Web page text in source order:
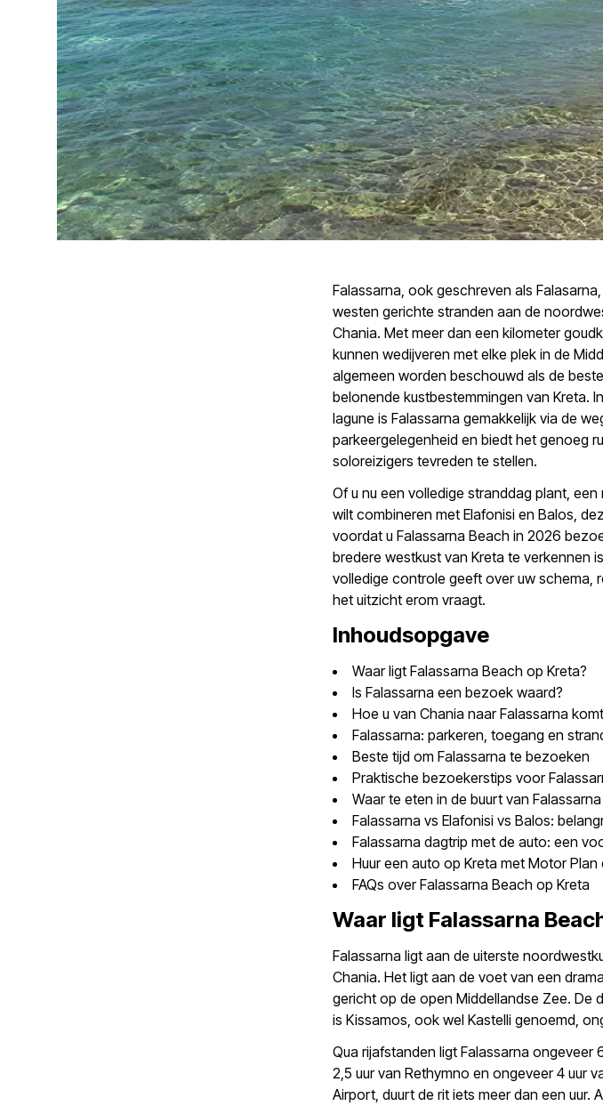
Falassarna, ook geschreven als
westen gerichte stranden aan de
Chania. Met meer dan een kilometer
kunnen wedijveren met elke plek in de
algemeen worden beschouwd als de
belonende kustbestemmingen van Kreta.
lagune is Falassarna gemakkelijk via de
parkeergelegenheid en biedt het genoeg
soloreizigers tevreden te stellen.
Of u nu een volledige stranddag plant,
wilt combineren met Elafonisi en Balos,
voordat u Falassarna Beach in 2026
bredere westkust van Kreta te verkennen
volledige controle geeft over uw schema,
het uitzicht erom vraagt.
Inhoudsopgave
Waar ligt Falassarna Beach op Kreta?
Is Falassarna een bezoek waard?
Hoe u van Chania naar Falassarna komt
Falassarna: parkeren, toegang en
Beste tijd om Falassarna te bezoeken
Praktische bezoekerstips voor
Waar te eten in de buurt van Falassarna
Falassarna vs Elafonisi vs Balos:
Falassarna dagtrip met de auto: een
Huur een auto op Kreta met Motor
FAQs over Falassarna Beach op Kreta
Waar ligt Falassarna
Falassarna ligt aan de uiterste
Chania. Het ligt aan de voet van een
gericht op de open Middellandse Zee. De
is Kissamos, ook wel Kastelli genoemd,
Qua rijafstanden ligt Falassarna
2,5 uur van Rethymno en ongeveer 4 uur
Airport, duurt de rit iets meer dan een uur.